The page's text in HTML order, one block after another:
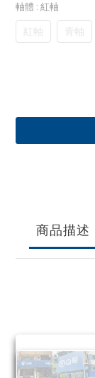
軸體 : 紅軸
紅軸 青軸
商品描述